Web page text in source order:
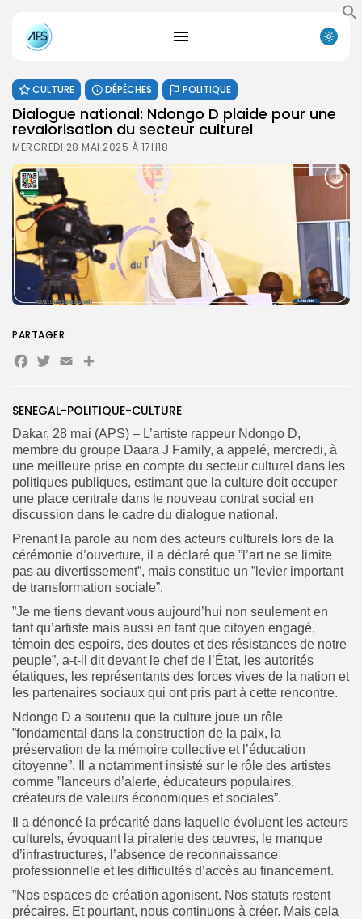
Search
for:
Search
Button
CULTURE DÉPÊCHES POLITIQUE
Dialogue national: Ndongo D plaide pour une
revalorisation du secteur culturel
MERCREDI 28 MAI 2025 À 17H18
SENEGAL-POLITIQUE-CULTURE
Dakar, 28 mai (APS) – L’artiste rappeur Ndongo D,
membre du groupe Daara J Family, a appelé, mercredi, à
une meilleure prise en compte du secteur culturel dans les
politiques publiques, estimant que la culture doit occuper
une place centrale dans le nouveau contrat social en
discussion dans le cadre du dialogue national.
Prenant la parole au nom des acteurs culturels lors de la
cérémonie d’ouverture, il a déclaré que ”l’art ne se limite
pas au divertissement”, mais constitue un ”levier important
de transformation sociale”.
”Je me tiens devant vous aujourd’hui non seulement en
tant qu’artiste mais aussi en tant que citoyen engagé,
témoin des espoirs, des doutes et des résistances de notre
peuple”, a-t-il dit devant le chef de l’État, les autorités
étatiques, les représentants des forces vives de la nation et
les partenaires sociaux qui ont pris part à cette rencontre.
Ndongo D a soutenu que la culture joue un rôle
”fondamental dans la construction de la paix, la
préservation de la mémoire collective et l’éducation
citoyenne”. Il a notamment insisté sur le rôle des artistes
comme ”lanceurs d’alerte, éducateurs populaires,
créateurs de valeurs économiques et sociales”.
Il a dénoncé la précarité dans laquelle évoluent les acteurs
culturels, évoquant la piraterie des œuvres, le manque
d’infrastructures, l’absence de reconnaissance
professionnelle et les difficultés d’accès au financement.
”Nos espaces de création agonisent. Nos statuts restent
précaires. Et pourtant, nous continuons à créer. Mais cela
PARTAGER
Facebook
Twitter
EmailPartager